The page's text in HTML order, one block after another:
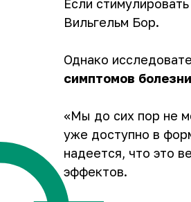
Если
Вильгельм Бор.
Однако
симптомов
«Мы до сих пор не
уже доступно в
надеется, что это
эффектов.